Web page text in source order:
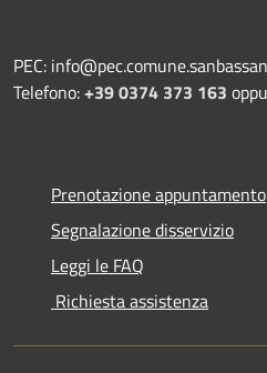
PEC:
Telefono:+39 0374 373 163
Prenotazione appuntamento
Segnalazione disservizio
Leggi le FAQ
Richiesta assistenza